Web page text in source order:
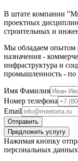
В штате компании
проектных
строительных и
Мы обладаем опытом
назначения -
инфраструктура и
промышленность - по
Имя Фамилия
Номер телефона
Email
Отправить
Предложить услугу
Нажимая кнопку
персональных